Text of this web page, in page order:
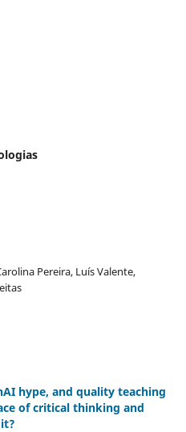
Pereira, Luís Valente,
hype, and quality teaching
of critical thinking and